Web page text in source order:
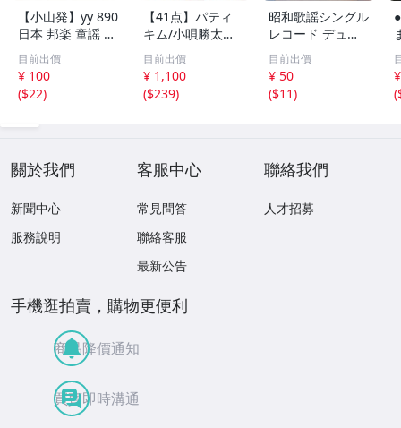
【小山発】yy 890
日本 邦楽 童謡 知
育 教育 バイオリ
ン 洋楽 ブルース
石原裕次郎 八代
亜紀 森昌子 など
目前出價
¥ 100
($22)
【41点】パティ
キム/小唄勝太郎/
メラクリーノ/ノ
ーマンルボフ 等
レコード ポップ
ス ロック 等 洋楽
目前出價
¥ 1,100
($239)
昭和歌謡シングル
レコード デュー
クエイセス＆中山
千夏 / 恋はトマト
色 いつもの小
道で
目前出價
¥ 50
($11)
(
關於我們
新聞中心
服務說明
客服中心
常見問答
聯絡客服
最新公告
聯絡我們
人才招募
手機逛拍賣，購物更便利
商品降價通知
買賣即時溝通